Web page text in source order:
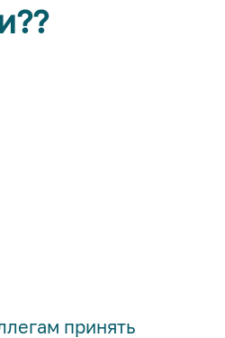
принять